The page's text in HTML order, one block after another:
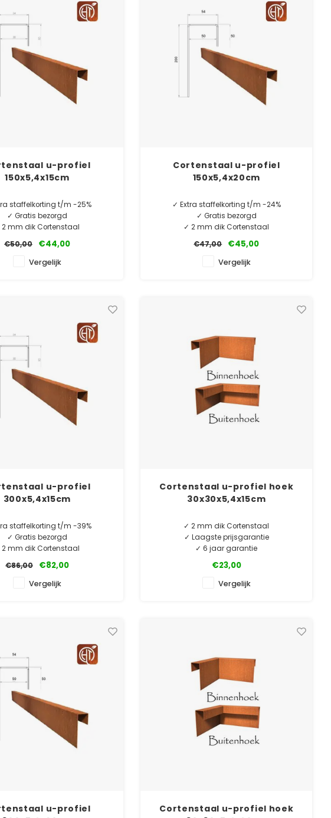
u-profiel
150x5,4x15cm
staffelkorting t/m -25%
✓ Gratis bezorgd
2 mm dik Cortenstaal
✓ 10 jaar garantie
€50,00 €44,00
Vergelijk
Cortenstaal u-profiel
150x5,4x20cm
✓ Extra staffelkorting t/m -24%
✓ Gratis bezorgd
✓ 2 mm dik Cortenstaal
MINIMALE AFNAME 5 STUKS.
€47,00 €45,00
Vergelijk
u-profiel
300x5,4x15cm
staffelkorting t/m -39%
✓ Gratis bezorgd
2 mm dik Cortenstaal
Laagste prijsgarantie
✓ 10 jaar garantie
€86,00 €82,00
Vergelijk
Cortenstaal u-profiel hoek
30x30x5,4x15cm
✓ 2 mm dik Cortenstaal
✓ Laagste prijsgarantie
✓ 6 jaar garantie
Cortenstaal u-profiel hoekstukken. O.a. te
gebruiken als borderrand of vijverrand.
€23,00
Vergelijk
u-profiel
Cortenstaal u-profiel hoek